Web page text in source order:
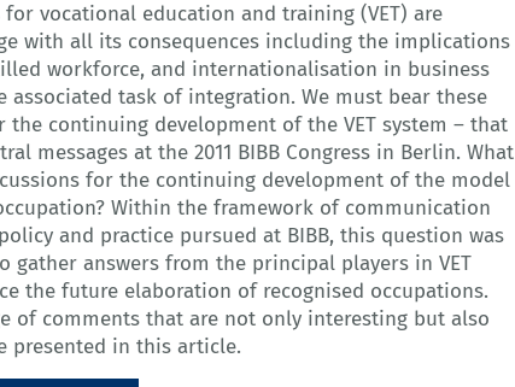
for vocational education and training (VET) are
with all its consequences including the implications
workforce, and internationalisation in business
associated task of integration. We must bear these
continuing development of the VET system – that
messages at the 2011 BIBB Congress in Berlin. What
for the continuing development of the model
Within the framework of communication
and practice pursued at BIBB, this question was
gather answers from the principal players in VET
the future elaboration of recognised occupations.
of comments that are not only interesting but also
presented in this article.